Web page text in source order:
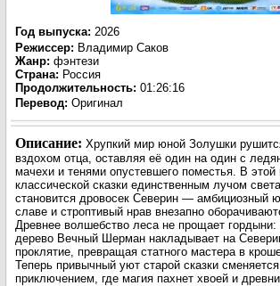
Год выпуска: 2026
Режиссер: Владимир Саков
Жанр: фэнтези
Страна: Россия
Продолжительность: 01:26:16
Перевод: Оригинал
Описание: Хрупкий мир юной Золушки
вздохом отца, оставляя её один на один с
мачехи и тенями опустевшего поместья. В этой
классической сказки единственным лучом
становится дровосек Северин — амбициозный
славе и строптивый нрав внезапно
Древнее волшебство леса не прощает гордыни:
дерево Вечный Шерман накладывает на
проклятие, превращая статного мастера в
Теперь привычный уют старой сказки
приключением, где магия пахнет хвоей и